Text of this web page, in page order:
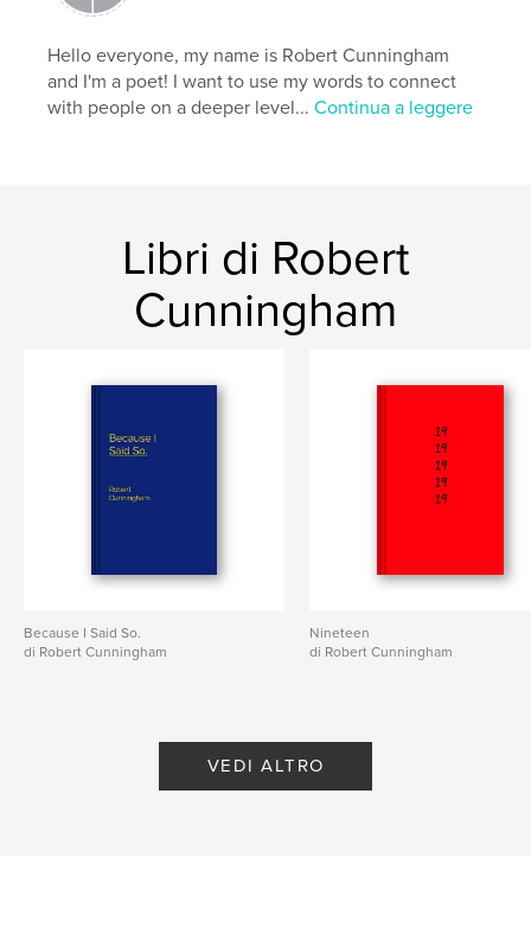
Hello everyone, my name is Robert Cunningham
and I'm a poet! I want to use my words to connect
with people on a deeper level...Continua a leggere
Libri di Robert
Cunningham
Because I Said So.
di Robert Cunningham
Nineteen
di Robert Cunningham
VEDI ALTRO